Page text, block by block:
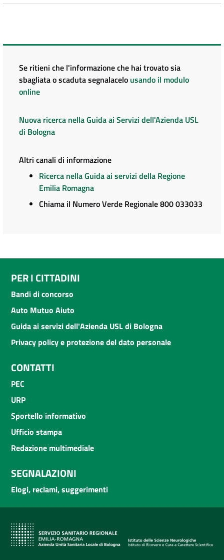
Se ritieni che l'informazione che hai trovato sia
sbagliata o scaduta segnalacelo usando il modulo
online
Nuova ricerca nella Guida ai Servizi dell'Azienda USL
di Bologna
Altri canali di informazione
Ricerca nella Guida ai servizi della Regione
Emilia Romagna
Chiama il Numero Verde Regionale 800 033033
PER I CITTADINI
Bandi di concorso
Auto Mutuo Aiuto
Guida ai servizi dell'Azienda USL di Bologna
Privacy policy e protezione del dato personale
CONTATTI
PEC
URP
Sportello informativo
Ufficio stampa
Redazione multimediale
SEGNALAZIONI
Elogi, reclami, suggerimenti